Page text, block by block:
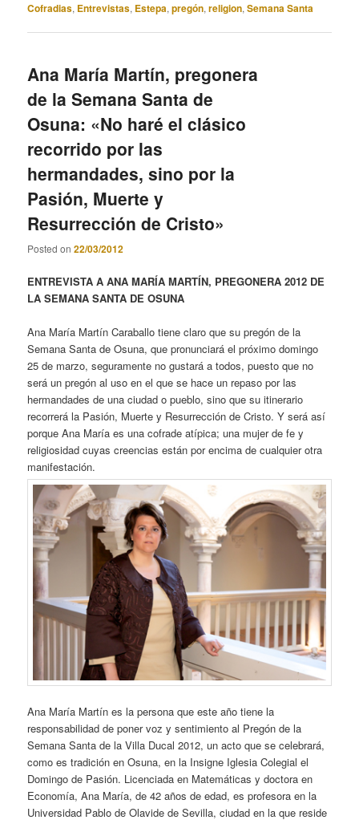
Cofradias, Entrevistas, Estepa,pregón,religion,Semana Santa
Ana María Martín, pregonera
de la Semana Santa de
Osuna: «No haré el clásico
recorrido por las
hermandades, sino por la
Pasión, Muerte y
Resurrección de Cristo»
Posted on22/03/2012
ENTREVISTA A ANA MARÍA MARTÍN, PREGONERA 2012 DE
LA SEMANA SANTA DE OSUNA
Ana María Martín Caraballo tiene claro que su pregón de la
Semana Santa de Osuna, que pronunciará el próximo domingo
25 de marzo, seguramente no gustará a todos, puesto que no
será un pregón al uso en el que se hace un repaso por las
hermandades de una ciudad o pueblo, sino que su itinerario
recorrerá la Pasión, Muerte y Resurrección de Cristo. Y será así
porque Ana María es una cofrade atípica; una mujer de fe y
religiosidad cuyas creencias están por encima de cualquier otra
manifestación.
Ana María Martín es la persona que este año tiene la
responsabilidad de poner voz y sentimiento al Pregón de la
Semana Santa de la Villa Ducal 2012, un acto que se celebrará,
como es tradición en Osuna, en la Insigne Iglesia Colegial el
Domingo de Pasión. Licenciada en Matemáticas y doctora en
Economía, Ana María, de 42 años de edad, es profesora en la
Universidad Pablo de Olavide de Sevilla, ciudad en la que reside